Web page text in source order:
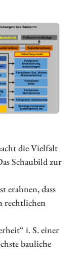
die Vielfalt
Schaubild zur
erahnen, dass
rechtlichen
i. S. einer
bauliche